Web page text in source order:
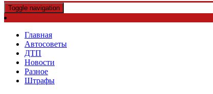
Toggle navigation
Главная
Автосоветы
ДТП
Новости
Разное
Штрафы